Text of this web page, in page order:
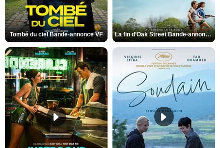
Tombé du ciel Bande-annonce VF La fin d’Oak Street Bande-annonce VO STFR